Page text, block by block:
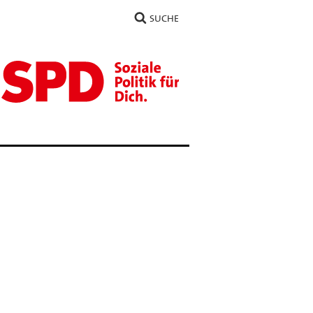
SUCHE